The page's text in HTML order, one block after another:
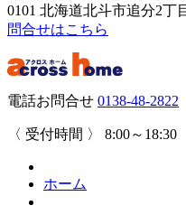
0101 北海道北斗市追分2丁
問合せはこちら
電話お問合せ 0138-48-2822
〈 受付時間 〉 8:00～18:30
ホーム